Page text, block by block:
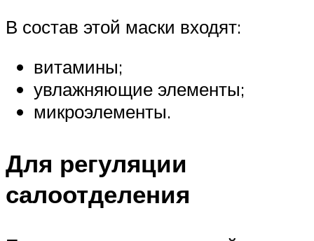
В состав этой маски входят:
витамины;
увлажняющие элементы;
микроэлементы.
Для регуляции
салоотделения